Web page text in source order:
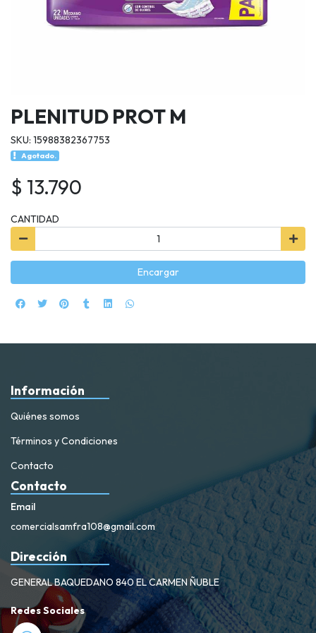
PLENITUD PROT M
SKU: 15988382367753
Agotado.
$ 13.790
CANTIDAD
Encargar
Información
Quiénes somos
Términos y Condiciones
Contacto
Contacto
Email
comercialsamfra108@gmail.com
Dirección
GENERAL BAQUEDANO 840 EL CARMEN ÑUBLE
Redes Sociales